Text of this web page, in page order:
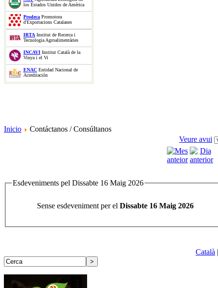
los Estados Unidos de América
Prodeca Promotora
d'Exportacions Catalanes
IRTA Institut de Recerca i
Tecnologia Agroalimentàries
INCAVI Institut Català de la
Vinya i el Vi
ENAC Entidad Nacional de
Acreditación
Inicio
Contáctanos / Consúltanos
Veure avui
Esdeveniments pel Dissabte 16 Maig 2026
Sense esdeveniment per el Dissabte 16 Maig 2026
Català